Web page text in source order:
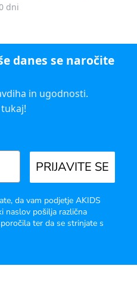
dni
danes se naročite
in ugodnosti.
PRIJAVITE SE
da vam podjetje AKIDS
naslov pošilja različna
ter da se strinjate s